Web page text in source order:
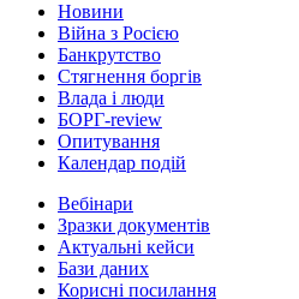
Новини
Війна з Росією
Банкрутство
Стягнення боргiв
Влада i люди
БОРГ-review
Опитування
Календар подій
Вебінари
Зразки документів
Актуальні кейси
Бази даних
Корисні посилання